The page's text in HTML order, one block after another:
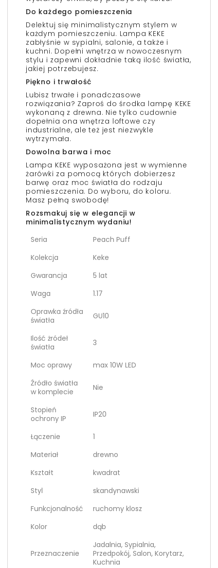
Do każdego pomieszczenia
Delektuj się minimalistycznym stylem w
każdym pomieszczeniu. Lampa KEKE
zabłyśnie w sypialni, salonie, a także i
kuchni. Dopełni wnętrza w nowoczesnym
stylu i zapewni dokładnie taką ilość światła,
jakiej potrzebujesz.
Piękno i trwałość
Lubisz trwałe i ponadczasowe
rozwiązania? Zaproś do środka lampę KEKE
wykonaną z drewna. Nie tylko cudownie
dopełnia ona wnętrza loftowe czy
industrialne, ale też jest niezwykle
wytrzymała.
Dowolna barwa i moc
Lampa KEKE wyposażona jest w wymienne
żarówki za pomocą których dobierzesz
barwę oraz moc światła do rodzaju
pomieszczenia. Do wyboru, do koloru.
Masz pełną swobodę!
Rozsmakuj się w elegancji w
minimalistycznym wydaniu!
Seria
Peach Puff
Kolekcja
Keke
Gwarancja
5 lat
Waga
1.17
Oprawka źródła
światła
GU10
Ilość żródeł
światła
3
Moc oprawy
max 10W LED
Źródło światła
w komplecie
Nie
Stopień
ochrony IP
IP20
Łączenie
1
Materiał
drewno
Kształt
kwadrat
Styl
skandynawski
Funkcjonalność
ruchomy klosz
Kolor
dąb
Przeznaczenie
Jadalnia, Sypialnia,
Przedpokój, Salon, Korytarz,
Kuchnia